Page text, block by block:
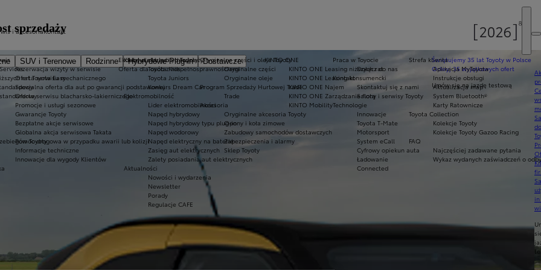
SUV i Terenowe Rodzinne Hybrydowe Plug-in
Dostawcze
Ekobonus dla hybryd Toyoty
Oferta dla osób z niepełnosprawnościami
Świętujemy 35 lat Toyoty w Polsce
Odkryj 35 wyjątkowych ofert
Umów się na jazdę testową
Toyoty
Kluby dla dzieci i młodzieży
Toyota Kids
Toyota Juniors
Konkurs Dream Car
Elektromobilność
Lider elektromobilności
Napęd hybrydowy
Napęd hybrydowy typu plug-in
Napęd wodorowy
Napęd elektryczny na baterię
Zasięg aut elektrycznych
Zalety posiadania aut elektrycznych
Aktualności
Nowości i wydarzenia
Newsletter
Porady
Regulacje CAFE
Praca w Toyocie
Dołącz do nas
Kontakt
Skontaktuj się z nami
Salony i serwisy Toyoty
Technologie
Innowacje
Toyota T-Mate
Motorsport
System eCall
Cyfrowy opiekun auta
Ładowanie
Connected
rat Toyota Easy
KINTO ONE
KINTO ONE Leasing niższych rat
KINTO ONE Leasing konsumencki
KINTO ONE Najem
KINTO ONE Zarządzanie flotą
KINTO Mobility
i akcesoria
Rezerwacja wizyty w serwisie
Oferta serwisu mechanicznego
Specjalna oferta dla aut po gwarancji podstawowej
Oferta serwisu blacharsko-lakierniczego
Promocje i usługi sezonowe
Gwarancje Toyoty
Bezpłatne akcje serwisowe
Globalna akcja serwisowa Takata
Pomoc drogowa w przypadku awarii lub kolizji
Informacje techniczne
Innowacje dla wygody Klientów
Oryginalne części i oleje Toyoty
Oryginalne części
Oryginalne oleje
Program Sprzedaży Hurtowej Trade
Trade
Akcesoria
Oryginalne akcesoria Toyoty
Opony i koła zimowe
Zabudowy samochodów dostawczych
Zabezpieczenia i alarmy
Sklep Toyoty
Strefa klienta
Aplikacja MyToyota
Instrukcje obsługi
Aktualizacja map
System Bluetooth®
Karty Ratownicze
Toyota Collection
Kolekcje Toyoty
Kolekcje Toyoty Gazoo Racing
FAQ
Najczęściej zadawane pytania
Wykaz wydanych zaświadczeń o
Kontakt
sprzedaży